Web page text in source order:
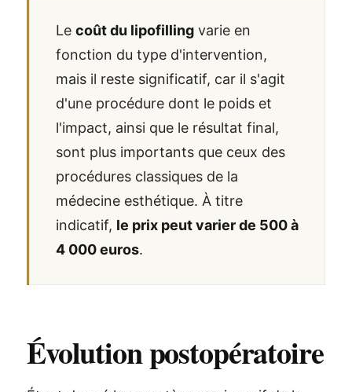
Le coût du lipofilling varie en
fonction du type d'intervention,
mais il reste significatif, car il s'agit
d'une procédure dont le poids et
l'impact, ainsi que le résultat final,
sont plus importants que ceux des
procédures classiques de la
médecine esthétique. À titre
indicatif, le prix peut varier de 500 à
4 000 euros.
Évolution postopératoire